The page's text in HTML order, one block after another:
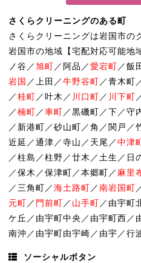
さくらクリーニングのある町
さくらクリーニングは岩国市の
岩国市の地域【宅配対応可能地
ノ谷／旭町／阿品／愛宕町／飯
岩国 ／上田／牛野谷町／青木町
／桂町／叶木／ 川口町／ 川下町
／楠町／車町／黒磯町／下／守
／新港町／砂山町／角／関戸／
近延／通津／寺山／天尾／中津
／柱島／柱野／廿木／土生／日
／保木／保津町／本郷町／ 麻里
／三角町／海土路町／南岩国町
元町／ 門前町／ 山手町／由宇町
ケ丘／由宇町中央／由宇町西／
南沖／由宇町由宇崎／由宇／行
ソーシャルボタン